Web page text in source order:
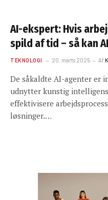
AI-ekspert: Hvis
spild af tid – så kan
TEKNOLOGI 20. marts 2025 Af
De såkaldte AI-agenter er
udnytter kunstig
effektivisere
løsninger.…